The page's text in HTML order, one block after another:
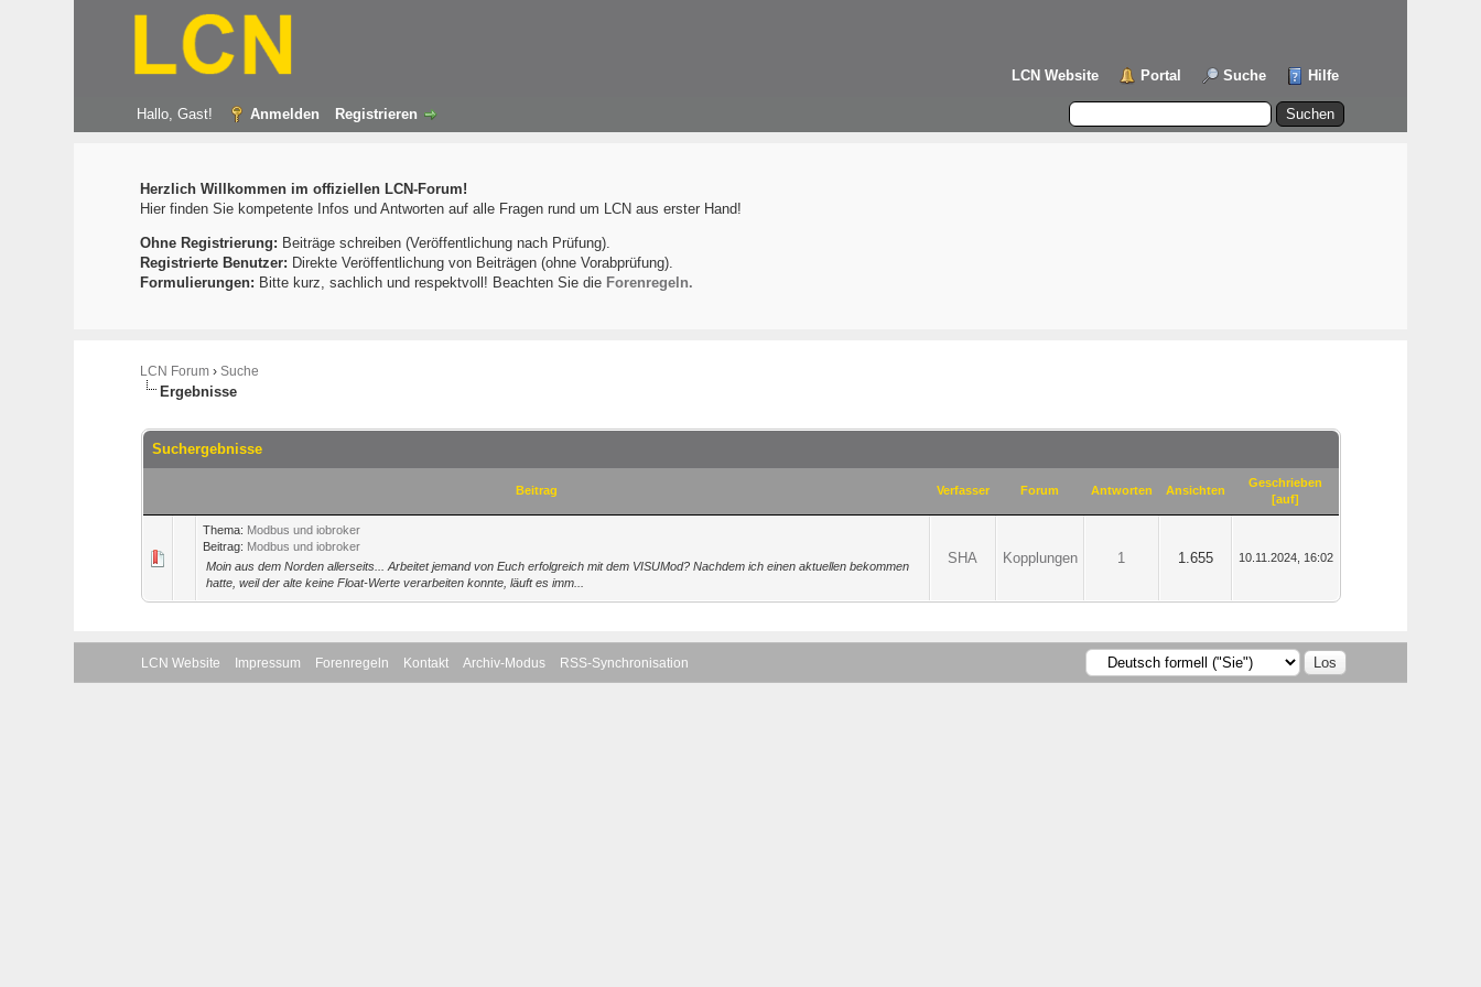
LCN Website Portal Suche Hilfe
Hallo, Gast! Anmelden Registrieren
Herzlich Willkommen im offiziellen LCN-Forum!
Hier finden Sie kompetente Infos und Antworten auf alle Fragen rund um LCN aus erster Hand!
Ohne Registrierung: Beiträge schreiben (Veröffentlichung nach Prüfung).
Registrierte Benutzer: Direkte Veröffentlichung von Beiträgen (ohne Vorabprüfung).
Formulierungen: Bitte kurz, sachlich und respektvoll! Beachten Sie die Forenregeln.
LCN Forum ›Suche
Ergebnisse
Suchergebnisse
Beitrag Verfasser Forum Antworten Ansichten
Geschrieben
[auf]
Thema: Modbus und iobroker
Beitrag: Modbus und iobroker
Moin aus dem Norden allerseits... Arbeitet jemand von Euch erfolgreich mit dem VISUMod? Nachdem ich einen aktuellen bekommen
hatte, weil der alte keine Float-Werte verarbeiten konnte, läuft es imm...
SHA Kopplungen 1 1.655 10.11.2024, 16:02
LCN Website Impressum Forenregeln Kontakt Archiv-Modus RSS-Synchronisation